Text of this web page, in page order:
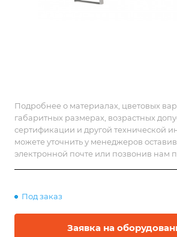
Подробнее о материалах, цветовых
габаритных размерах, возрастных
сертификации и другой технической
можете уточнить у менеджеров
электронной почте или позвонив нам
Под заказ
Заявка на